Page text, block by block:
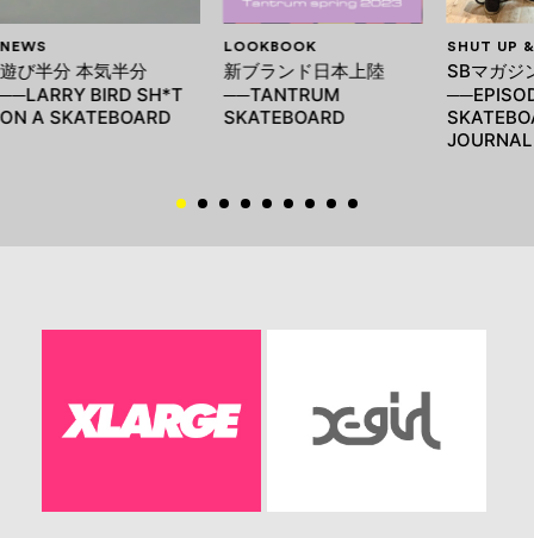
NEWS
遊び半分 本気半分
──LARRY BIRD SH*T
ON A SKATEBOARD
LOOKBOOK
新ブランド日本上陸
──TANTRUM
SKATEBOARD
SHUT UP
SBマガジ
JOURNAL